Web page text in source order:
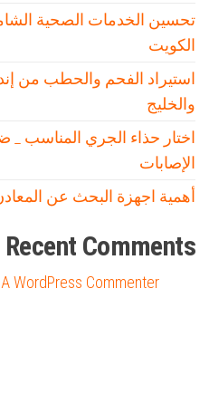
تحسين الخدمات الصحية
الكويت
استيراد الفحم والحطب من
والخليج
اختار حذاء الجري المناسب _
الإصابات
أهمية اجهزة البحث عن
Recent Comments
A WordPress Commenter